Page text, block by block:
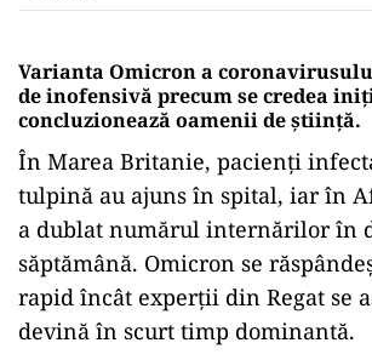
Varianta Omicron a
de inofensivă precum se credea
concluzionează oamenii de știință.
În Marea Britanie, pacienți
tulpină au ajuns în spital, iar în
a dublat numărul internărilor în
săptămână. Omicron se
rapid încât experţii din Regat se
devină în scurt timp dominantă.